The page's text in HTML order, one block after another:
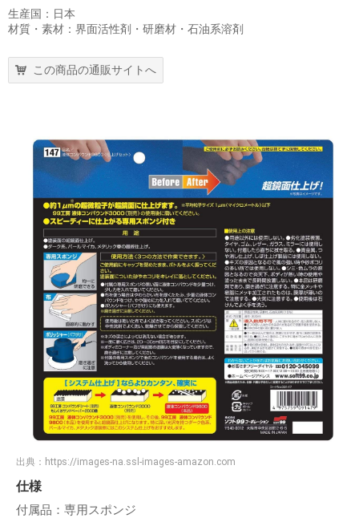
生産国：日本
材質・素材：界面活性剤・研磨材・石油系溶剤
この商品の通販サイトへ
出典： https://images-na.ssl-images-amazon.com
仕様
付属品：専用スポンジ